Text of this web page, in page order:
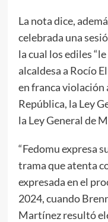
La nota dice,
celebrada una
la cual los ediles
alcaldesa a Rocío
en franca violación
República, la Ley
la Ley General de
“Fedomu expresa
trama que atenta
expresada en el
2024, cuando
Martínez resultó